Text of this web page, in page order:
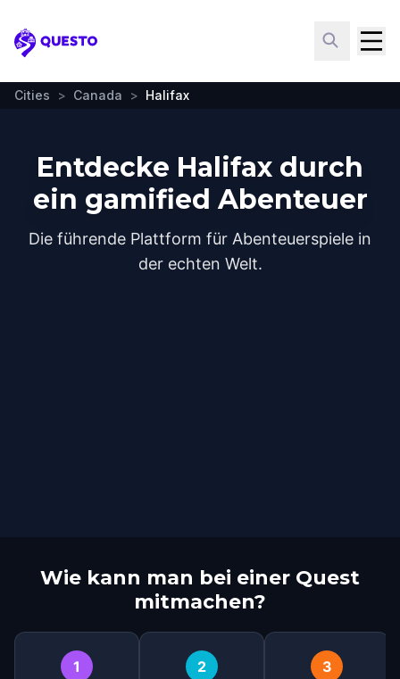
Questo
Cities > Canada > Halifax
Entdecke Halifax durch
ein gamified Abenteuer
Die führende Plattform für Abenteuerspiele in
der echten Welt.
Wie kann man bei einer Quest
mitmachen?
1 2 3